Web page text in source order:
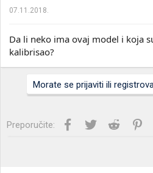
k
m
e
t
a
07.11.2018.
Da li neko ima ovaj model i koja
kalibrisao?
Morate se prijaviti ili
Preporučite: Facebook
Twitter Reddit